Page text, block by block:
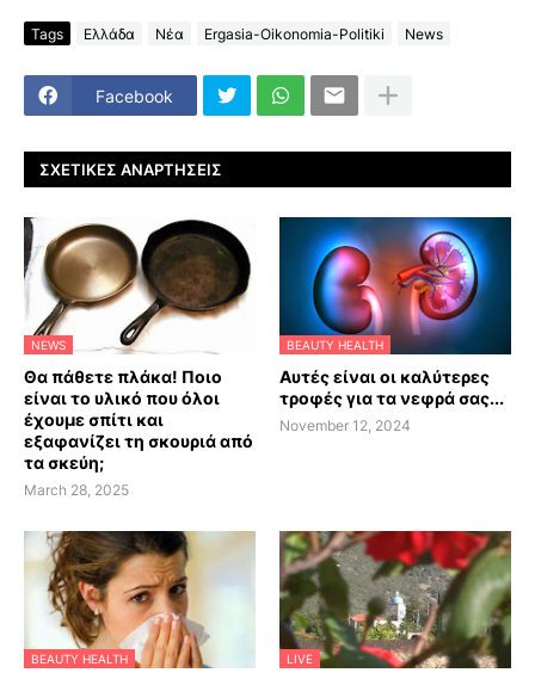
Tags Ελλάδα Νέα Ergasia-Oikonomia-Politiki News
Facebook
ΣΧΕΤΙΚΈΣ ΑΝΑΡΤΉΣΕΙΣ
NEWS
Θα πάθετε πλάκα! Ποιο
είναι το υλικό που όλοι
έχουμε σπίτι και
εξαφανίζει τη σκουριά από
τα σκεύη;
March 28, 2025
BEAUTY HEALTH
Αυτές είναι οι καλύτερες
τροφές για τα νεφρά σας...
November 12, 2024
BEAUTY HEALTH LIVE